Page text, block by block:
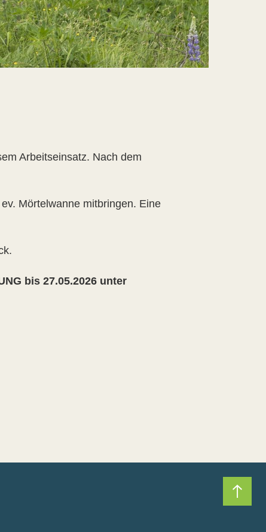
Arbeitseinsatz. Nach dem
Mörtelwanne mitbringen. Eine
bis 27.05.2026 unter